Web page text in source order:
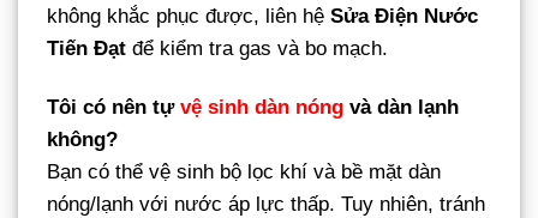
không khắc phục được, liên hệ Sửa Điện Nước
Tiến Đạt để kiểm tra gas và bo mạch.
Tôi có nên tự vệ sinh dàn nóng và dàn lạnh
không?
Bạn có thể vệ sinh bộ lọc khí và bề mặt dàn
nóng/lạnh với nước áp lực thấp. Tuy nhiên, tránh